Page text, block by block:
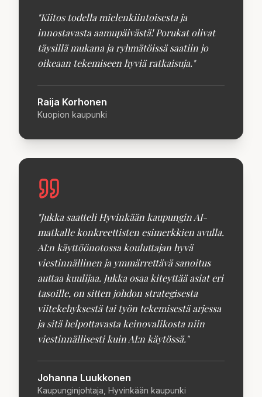
"Kiitos todella mielenkiintoisesta ja
innostavasta aamupäivästä! Porukat olivat
täysillä mukana ja ryhmätöissä saatiin jo
oikeaan tekemiseen hyviä ratkaisuja."
Raija Korhonen
Kuopion kaupunki
"Jukka saatteli Hyvinkään kaupungin AI-
matkalle konkreettisten esimerkkien avulla.
AI:n käyttöönotossa kouluttajan hyvä
viestinnällinen ja ymmärrettävä sanoitus
auttaa kuulijaa. Jukka osaa kiteyttää asiat eri
tasoille, on sitten johdon strategisesta
viitekehyksestä tai työn tekemisestä arjessa
ja sitä helpottavasta keinovalikosta niin
viestinnällisesti kuin AI:n käytössä."
Johanna Luukkonen
Kaupunginjohtaja, Hyvinkään kaupunki